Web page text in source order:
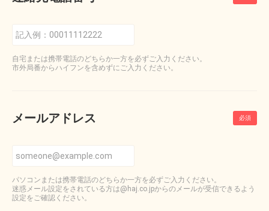
自宅または携帯電話のどちらか一方を必ずご入力ください。
市外局番からハイフンを含めずにご入力ください。
メールアドレス
パソコンまたは携帯電話のどちらか一方を必ずご入力ください。
迷惑メール設定をされている方は@haj.co.jpからのメールが受信できるよう
設定をご確認ください。